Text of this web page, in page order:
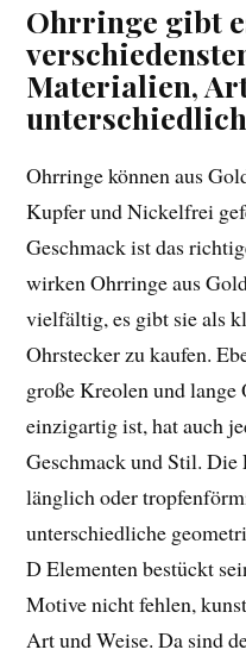
Ohrringe gibt
Materialien,
Ohrringe können aus
Kupfer und Nickelfrei
Geschmack ist das
wirken Ohrringe aus
vielfältig, es gibt sie als
Ohrstecker zu kaufen.
große Kreolen und lange
einzigartig ist, hat auch
Geschmack und Stil. Die
länglich oder
unterschiedliche
D Elementen bestückt
Motive nicht fehlen,
Art und Weise. Da sind